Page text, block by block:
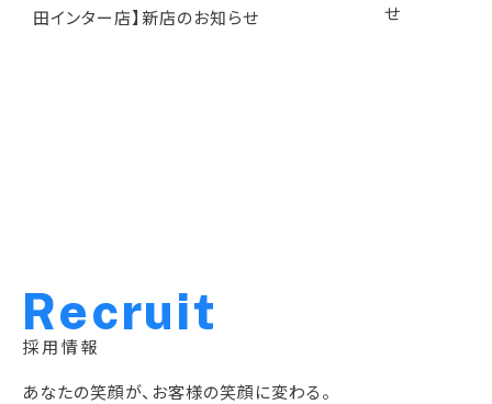
田インター店】新店のお知らせ
せ
Recruit
採用情報
あなたの笑顔が、お客様の笑顔に変わる。